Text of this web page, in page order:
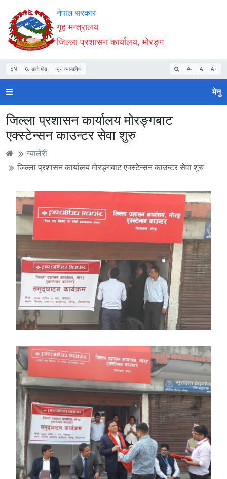
Accessibility
Mode
सुरु
गर्नुहोस्
सामाग्री
पढ्नुहाेस्
नेभिगेसन
पढ्नुहाेस्
वेबसाइट
खोजमा
जानुहोस्
नेपाल सरकार
गृह मन्त्रालय
जिल्ला प्रशासन कार्यालय, मोरङ्ग
EN डार्क मोड न्यून व्यान्डविथ A- A A+
मेनु
जिल्ला प्रशासन कार्यालय मोरङ्गबाट
एक्स्टेन्सन काउन्टर सेवा शुरु
ग्यालेरी
जिल्ला प्रशासन कार्यालय मोरङ्गबाट एक्स्टेन्सन काउन्टर सेवा शुरु